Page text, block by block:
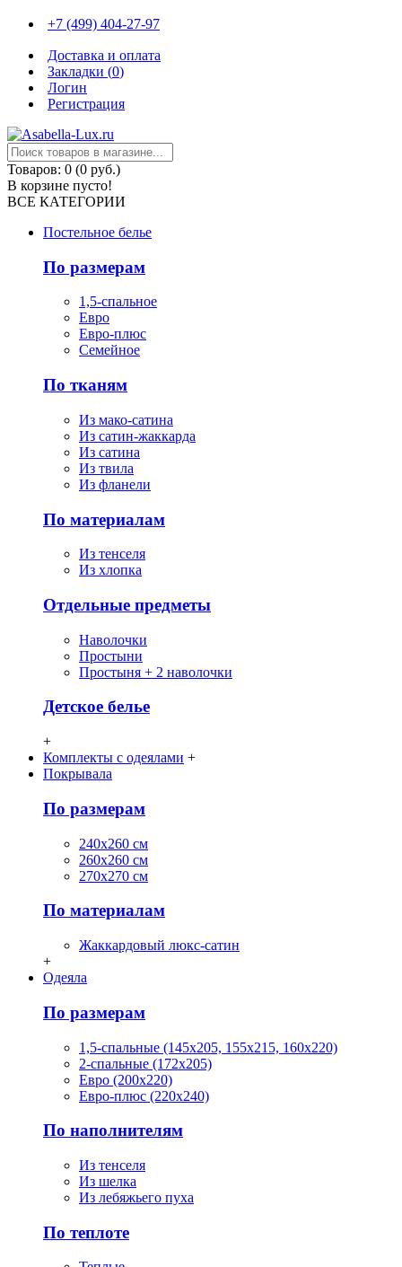
+7 (499) 404-27-97
Доставка и оплата
Закладки (0)
Логин
Регистрация
Товаров: 0 (0 руб.)
В корзине пусто!
ВСЕ КАТЕГОРИИ
Постельное белье
По размерам
1,5-спальное
Евро
Евро-плюс
Семейное
По тканям
Из мако-сатина
Из сатин-жаккарда
Из сатина
Из твила
Из фланели
По материалам
Из тенселя
Из хлопка
Отдельные предметы
Наволочки
Простыни
Простыня + 2 наволочки
Детское белье
+
Комплекты с одеялами +
Покрывала
По размерам
240х260 см
260х260 см
270х270 см
По материалам
Жаккардовый люкс-сатин
+
Одеяла
По размерам
1,5-спальные (145х205, 155х215, 160х220)
2-спальные (172х205)
Евро (200х220)
Евро-плюс (220х240)
По наполнителям
Из тенселя
Из шелка
Из лебяжьего пуха
По теплоте